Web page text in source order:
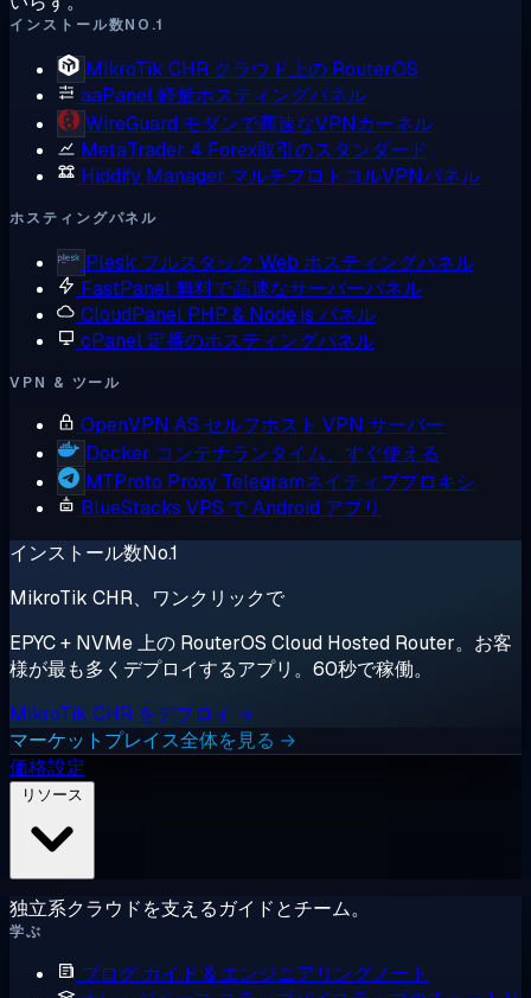
インストール数NO.1
MikroTik CHR クラウド上の RouterOS
aaPanel軽量ホスティングパネル
WireGuard モダンで高速なVPNカーネル
MetaTrader 4 Forex取引のスタンダード
Hiddify Manager マルチプロトコルVPNパネル
ホスティングパネル
Plesk フルスタック Web ホスティングパネル
FastPanel無料で高速なサーバーパネル
CloudPanel PHP & Node.js パネル
cPanel 定番のホスティングパネル
VPN & ツール
OpenVPN AS セルフホスト VPN サーバー
Docker コンテナランタイム、すぐ使える
MTProto Proxy Telegramネイティブプロキシ
BlueStacks VPS で Android アプリ
インストール数No.1
MikroTik CHR、ワンクリックで
EPYC + NVMe 上の RouterOS Cloud Hosted Router。お客
様が最も多くデプロイするアプリ。60秒で稼働。
MikroTik CHR をデプロイ →
マーケットプレイス全体を見る →
価格設定
独立系クラウドを支えるガイドとチーム。
学ぶ
ブログ ガイド & エンジニアリングノート